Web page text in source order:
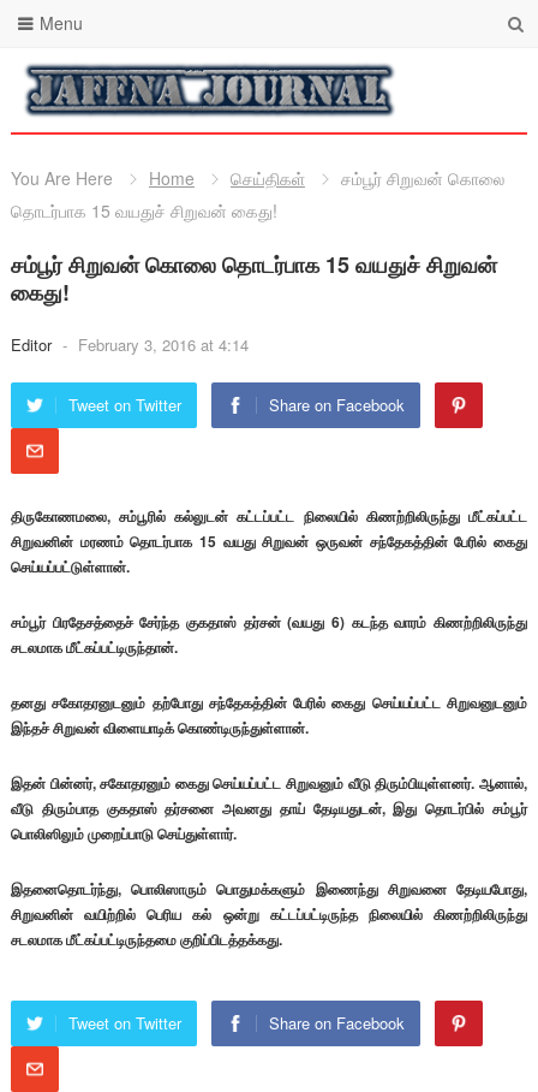
Menu
You Are Here Home செய்திகள்
சம்பூர் சிறுவன் கொலை
தொடர்பாக 15 வயதுச் சிறுவன் கைது!
சம்பூர் சிறுவன் கொலை தொடர்பாக 15 வயதுச் சிறுவன்
கைது!
Editor - February 3, 2016 at 4:14
Tweet on Twitter Share on Facebook
திருகோணமலை, சம்பூரில் கல்லுடன் கட்டப்பட்ட நிலையில் கிணற்றிலிருந்து மீட்கப்பட்ட
சிறுவனின் மரணம் தொடர்பாக 15 வயது சிறுவன் ஒருவன் சந்தேகத்தின் பேரில் கைது
செய்யப்பட்டுள்ளான்.
சம்பூர் பிரதேசத்தைச் சேர்ந்த குகதாஸ் தர்சன் (வயது 6) கடந்த வாரம் கிணற்றிலிருந்து
சடலமாக மீட்கப்பட்டிருந்தான்.
தனது சகோதரனுடனும் தற்போது சந்தேகத்தின் பேரில் கைது செய்யப்பட்ட சிறுவனுடனும்
இந்தச் சிறுவன் விளையாடிக் கொண்டிருந்துள்ளான்.
இதன் பின்னர், சகோதரனும் கைது செய்யப்பட்ட சிறுவனும் வீடு திரும்பியுள்ளனர். ஆனால்,
வீடு திரும்பாத குகதாஸ் தர்சனை அவனது தாய் தேடியதுடன், இது தொடர்பில் சம்பூர்
பொலிஸிலும் முறைப்பாடு செய்துள்ளார்.
இதனைதொடர்ந்து, பொலிஸாரும் பொதுமக்களும் இணைந்து சிறுவனை தேடியபோது,
சிறுவனின் வயிற்றில் பெரிய கல் ஒன்று கட்டப்பட்டிருந்த நிலையில் கிணற்றிலிருந்து
சடலமாக மீட்கப்பட்டிருந்தமை குறிப்பிடத்தக்கது.
Tweet on Twitter Share on Facebook